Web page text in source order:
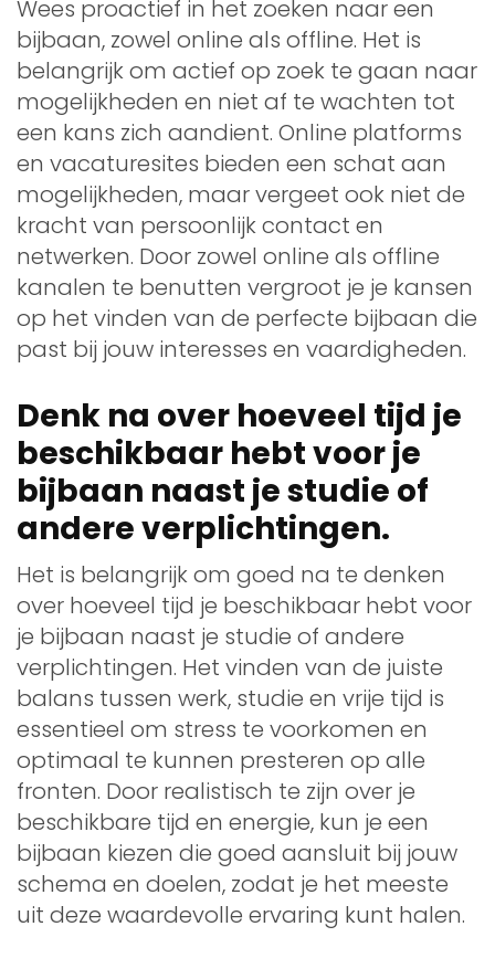
Wees proactief in het zoeken naar een
bijbaan, zowel online als offline. Het is
belangrijk om actief op zoek te gaan naar
mogelijkheden en niet af te wachten tot
een kans zich aandient. Online platforms
en vacaturesites bieden een schat aan
mogelijkheden, maar vergeet ook niet de
kracht van persoonlijk contact en
netwerken. Door zowel online als offline
kanalen te benutten vergroot je je kansen
op het vinden van de perfecte bijbaan die
past bij jouw interesses en vaardigheden.
Denk na over hoeveel tijd je
beschikbaar hebt voor je
bijbaan naast je studie of
andere verplichtingen.
Het is belangrijk om goed na te denken
over hoeveel tijd je beschikbaar hebt voor
je bijbaan naast je studie of andere
verplichtingen. Het vinden van de juiste
balans tussen werk, studie en vrije tijd is
essentieel om stress te voorkomen en
optimaal te kunnen presteren op alle
fronten. Door realistisch te zijn over je
beschikbare tijd en energie, kun je een
bijbaan kiezen die goed aansluit bij jouw
schema en doelen, zodat je het meeste
uit deze waardevolle ervaring kunt halen.